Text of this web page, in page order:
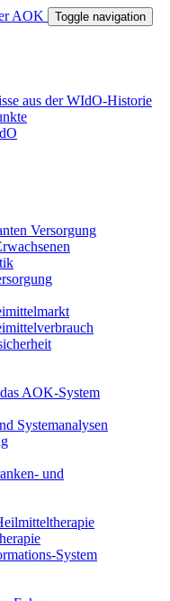
Toggle navigation
aus der WIdO-Historie
Versorgung
AOK-System
Systemanalysen
und
System